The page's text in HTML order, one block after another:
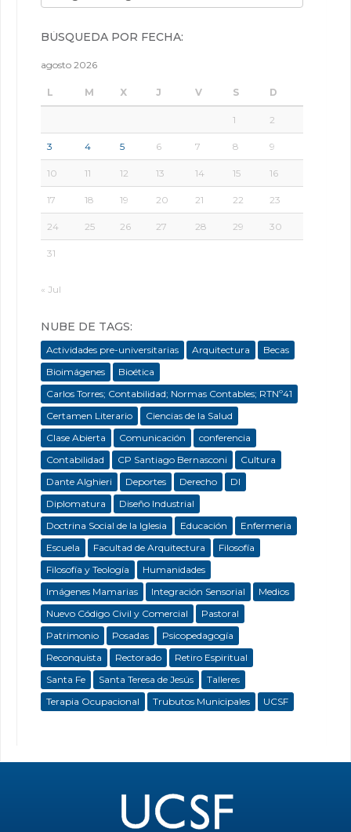
BÚSQUEDA POR FECHA:
agosto 2026
L M X J V S D
1 2
3 4 5 6 7 8 9
10 11 12 13 14 15 16
17 18 19 20 21 22 23
24 25 26 27 28 29 30
31
« Jul
NUBE DE TAGS:
Actividades pre-universitarias Arquitectura
Becas
Bioimágenes
Bioética
Carlos Torres; Contabilidad; Normas Contables; RTNº41
Certamen Literario
Ciencias de la Salud
Clase Abierta
Comunicación
conferencia
Contabilidad
CP Santiago Bernasconi
Cultura
Dante Alghieri
Deportes Derecho
DI
Diplomatura
Diseño Industrial
Doctrina Social de la Iglesia
Educación
Enfermeria
Escuela
Facultad de Arquitectura
Filosofía
Filosofía y Teología
Humanidades
Imágenes Mamarias
Integración Sensorial
Medios
Nuevo Código Civil y Comercial
Pastoral
Patrimonio
Posadas
Psicopedagogía
Reconquista
Rectorado
Retiro Espiritual
Santa Fe
Santa Teresa de Jesús
Talleres
Terapia Ocupacional
Trubutos Municipales UCSF